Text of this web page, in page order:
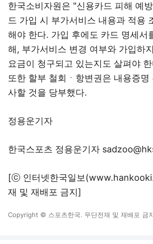
한국소비자원은 "신용카드 피해 예
드 가입 시 부가서비스 내용과 적용
해야 한다. 가입 후에도 카드 명세서
해, 부가서비스 변경 여부와 가입하
요금이 청구되고 있는지도 살펴야
또한 할부 철회ㆍ항변권은 내용증명
사할 것을 당부했다.
정용운기자
한국스포츠 정용운기자
[ⓒ 인터넷한국일보
재 및 재배포 금지]
Copyright © 스포츠한국. 무단전재 및 재배포 금